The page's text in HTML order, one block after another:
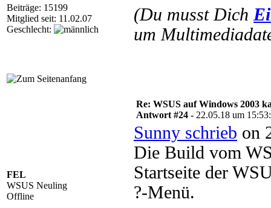
Beiträge: 15199
Mitglied seit: 11.02.07
Geschlecht:
(Du musst Dich
um
FEL
WSUS Neuling
Offline
Re: WSUS auf Windows 2003
Antwort #24 - 22.05.18 um
Sunny schrieb on
Die Build vom
Startseite der
?-Menü.